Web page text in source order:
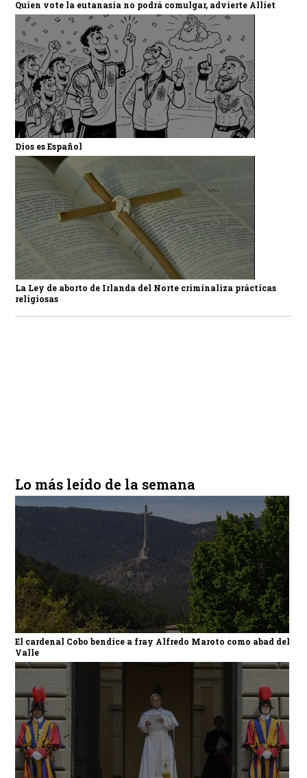
Quien vote la eutanasia no podrá comulgar, advierte Alliet
Dios es Español
La Ley de aborto de Irlanda del Norte criminaliza prácticas
religiosas
Lo más leído de la semana
El cardenal Cobo bendice a fray Alfredo Maroto como abad del
Valle